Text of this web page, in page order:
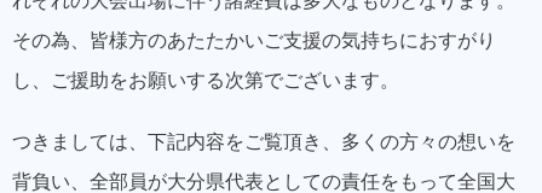
その為、皆様方のあたたかいご支援の気持ちにおすがり
し、ご援助をお願いする次第でございます。
つきましては、下記内容をご覧頂き、多くの方々の想いを
背負い、全部員が大分県代表としての責任をもって全国大